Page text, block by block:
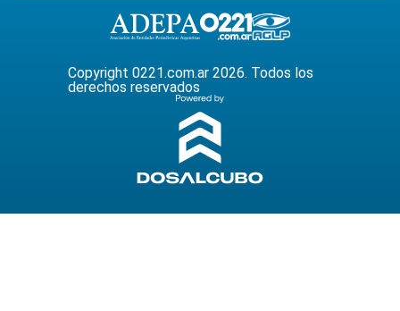
Copyright 0221.com.ar 2026. Todos los
derechos reservados